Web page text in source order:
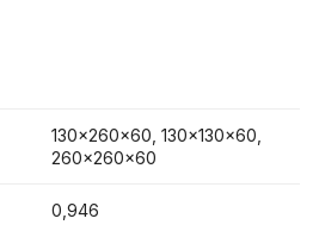
130×260×60, 130×130×60,
260×260×60
0,946